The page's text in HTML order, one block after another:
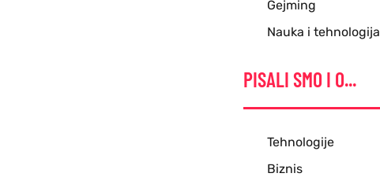
Gejming
Nauka i tehnologija
PISALI SMO I O...
Tehnologije
Biznis